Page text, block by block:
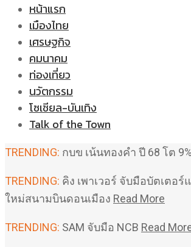
หน้าแรก
เมืองไทย
เศรษฐกิจ
คมนาคม
ท่องเที่ยว
นวัตกรรม
โซเชียล-บันเทิง
Talk of the Town
TRENDING: กบข เน้นทองคำ ปี 68 โต 9%
TRENDING: คิง เพาเวอร์ จับมือบัตเตอร์
ใหม่สนามบินดอนเมือง Read More
TRENDING: SAM จับมือ NCB Read